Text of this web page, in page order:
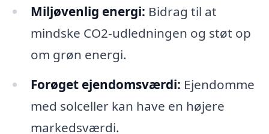
Miljøvenlig energi: Bidrag til at
mindske CO2-udledningen og støt op
om grøn energi.
Forøget ejendomsværdi: Ejendomme
med solceller kan have en højere
markedsværdi.